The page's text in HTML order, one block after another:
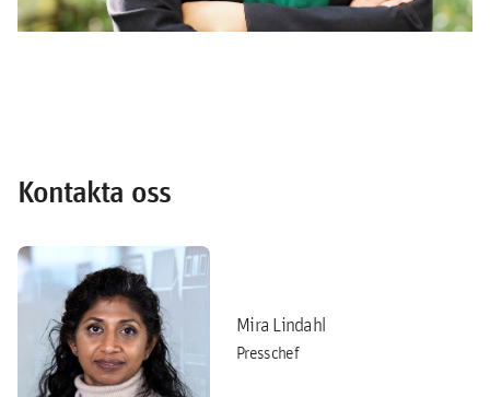
Kontakta oss
Mira Lindahl
Presschef